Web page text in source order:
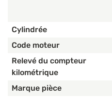
Cylindrée
Code moteur
Relevé du compteur
kilométrique
Marque pièce